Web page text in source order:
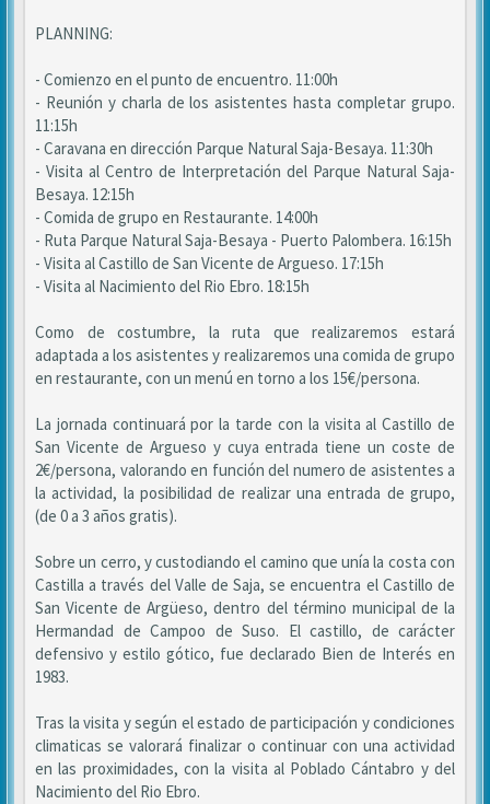
PLANNING:
- Comienzo en el punto de encuentro. 11:00h
- Reunión y charla de los asistentes hasta completar grupo.
11:15h
- Caravana en dirección Parque Natural Saja-Besaya. 11:30h
- Visita al Centro de Interpretación del Parque Natural Saja-
Besaya. 12:15h
- Comida de grupo en Restaurante. 14:00h
- Ruta Parque Natural Saja-Besaya - Puerto Palombera. 16:15h
- Visita al Castillo de San Vicente de Argueso. 17:15h
- Visita al Nacimiento del Rio Ebro. 18:15h
Como de costumbre, la ruta que realizaremos estará
adaptada a los asistentes y realizaremos una comida de grupo
en restaurante, con un menú en torno a los 15€/persona.
La jornada continuará por la tarde con la visita al Castillo de
San Vicente de Argueso y cuya entrada tiene un coste de
2€/persona, valorando en función del numero de asistentes a
la actividad, la posibilidad de realizar una entrada de grupo,
(de 0 a 3 años gratis).
Sobre un cerro, y custodiando el camino que unía la costa con
Castilla a través del Valle de Saja, se encuentra el Castillo de
San Vicente de Argüeso, dentro del término municipal de la
Hermandad de Campoo de Suso. El castillo, de carácter
defensivo y estilo gótico, fue declarado Bien de Interés en
1983.
Tras la visita y según el estado de participación y condiciones
climaticas se valorará finalizar o continuar con una actividad
en las proximidades, con la visita al Poblado Cántabro y del
Nacimiento del Rio Ebro.